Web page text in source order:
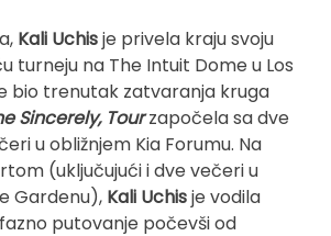
Kali Uchisje privela kraju svoju
turneju na The Intuit Dome u Los
bio trenutak zatvaranja kruga
Sincerely, Tourzapočela sa dve
u obližnjem Kia Forumu. Na
(uključujući i dve večeri u
Gardenu), Kali Uchisje vodila
putovanje počevši od